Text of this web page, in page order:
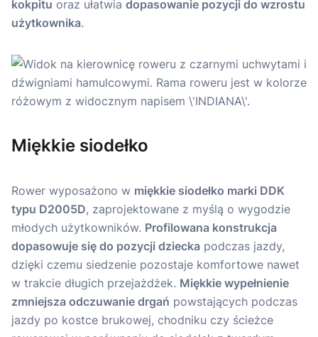
kokpitu oraz ułatwia dopasowanie pozycji do wzrostu
użytkownika.
Miękkie siodełko
Rower wyposażono w miękkie siodełko marki DDK
typu D2005D, zaprojektowane z myślą o wygodzie
młodych użytkowników. Profilowana konstrukcja
dopasowuje się do pozycji dziecka podczas jazdy,
dzięki czemu siedzenie pozostaje komfortowe nawet
w trakcie długich przejażdżek. Miękkie wypełnienie
zmniejsza odczuwanie drgań powstających podczas
jazdy po kostce brukowej, chodniku czy ścieżce